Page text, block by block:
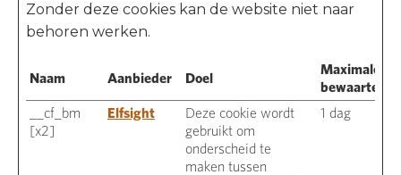
Zonder deze cookies kan de website niet naar
behoren werken.
Naam Aanbieder Doel
Maximale
__cf_bm
[x2]
Elfsight
Deze cookie wordt
gebruikt om
onderscheid te
maken tussen
1 dag